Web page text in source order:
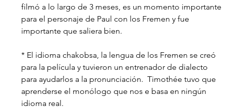
filmó a lo largo de 3 meses, es un momento importante
para el personaje de Paul con los Fremen y fue
importante que saliera bien.
* El idioma chakobsa, la lengua de los Fremen se creó
para la película y tuvieron un entrenador de dialecto
para ayudarlos a la pronunciación. Timothée tuvo que
aprenderse el monólogo que nos e basa en ningún
idioma real.